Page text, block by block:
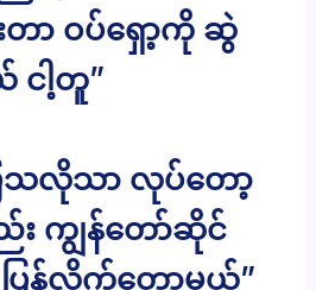
တာ ဝပ်ရှော့ကို ဆွဲ
ငါ့တူ”
ေသလိုသာ လုပ်တော့
း ကျွန်တော်ဆိုင်
ြန်လိုက်တော့မယ်”